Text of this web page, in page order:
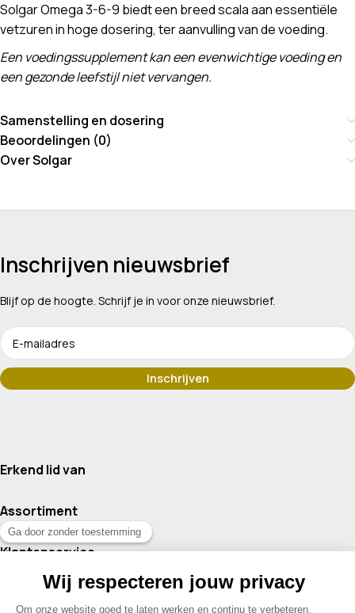
Solgar Omega 3-6-9 biedt een breed scala aan essentiële
vetzuren in hoge dosering, ter aanvulling van de voeding.
Een voedingssupplement kan een evenwichtige voeding en
een gezonde leefstijl niet vervangen.
Samenstelling en dosering
Beoordelingen (0)
Over Solgar
Inschrijven nieuwsbrief
Blijf op de hoogte. Schrijf je in voor onze nieuwsbrief.
Erkend lid van
Assortiment
Klantenservice
Contact